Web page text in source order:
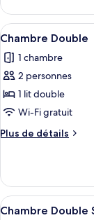
Familiale
le
type
de
Chambre
Familiale
Afficher
toutes
les
photos
pour
ce
type
de
Chambre
Double
6
Chambre Double
1 chambre
2 personnes
1 lit double
Wi-Fi gratuit
Plus de détails
Plus
le
type
de
Afficher
5
Chambre Double